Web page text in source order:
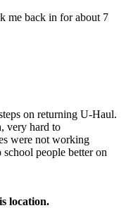
me back in for about 7
on returning U-Haul.
very hard to
were not working
people better on
location.